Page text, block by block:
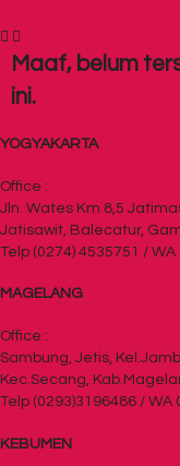
Maaf, belum
ini.
YOGYAKARTA
Office :
Jln. Wates Km 8,5
Jatisawit, Balecatur,
Telp (0274) 4535751 /
MAGELANG
Office :
Sambung, Jetis,
Kec.Secang,
Telp (0293)3196486 / WA
KEBUMEN